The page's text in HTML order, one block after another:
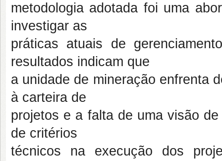
metodologia adotada foi uma
investigar as
práticas atuais de
resultados indicam que
a unidade de mineração enfrenta
à carteira de
projetos e a falta de uma visão
de critérios
técnicos na execução dos